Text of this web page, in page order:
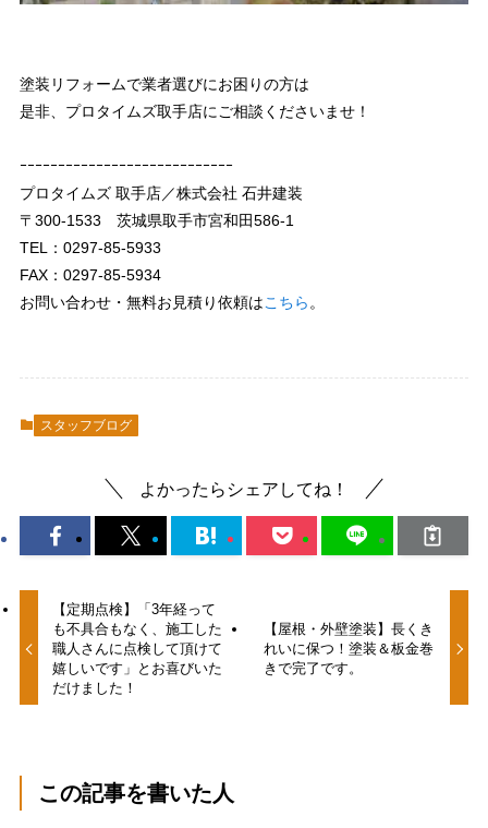
塗装リフォームで業者選びにお困りの方は
是非、プロタイムズ取手店にご相談くださいませ！
ｰｰｰｰｰｰｰｰｰｰｰｰｰｰｰｰｰｰｰｰｰｰｰｰｰｰｰｰ
プロタイムズ 取手店／株式会社 石井建装
〒300-1533 茨城県取手市宮和田586-1
TEL：0297-85-5933
FAX：0297-85-5934
お問い合わせ・無料お見積り依頼はこちら。
スタッフブログ
よかったらシェアしてね！
【定期点検】「3年経って
も不具合もなく、施工した
職人さんに点検して頂けて
嬉しいです」とお喜びいた
だけました！
【屋根・外壁塗装】長くき
れいに保つ！塗装＆板金巻
きで完了です。
この記事を書いた人